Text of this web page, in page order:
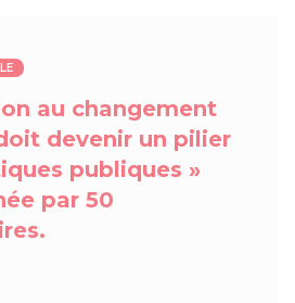
au changement
devenir un pilier
publiques »
par 50